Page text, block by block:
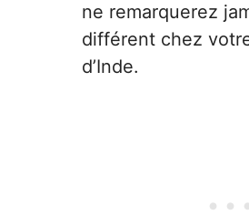
ne remarquerez
différent chez
d’Inde.